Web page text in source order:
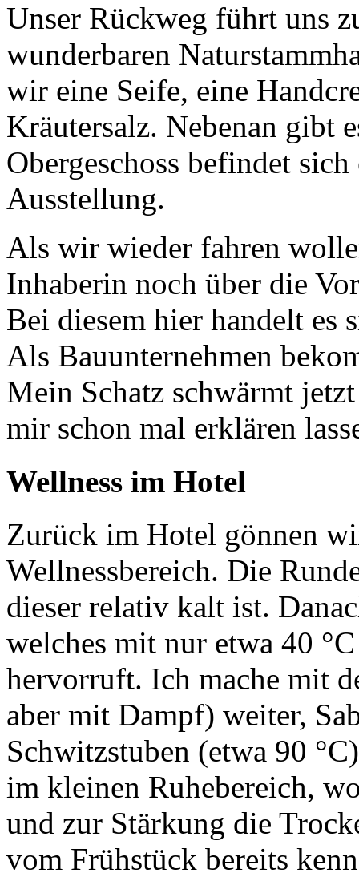
Unser Rückweg führt uns
wunderbaren
wir eine Seife, eine
Kräutersalz. Nebenan gibt
Obergeschoss befindet
Ausstellung.
Als wir wieder fahren
Inhaberin noch über die
Bei diesem hier handelt es
Als Bauunternehmen
Mein Schatz schwärmt
mir schon mal erklären
Wellness im Hotel
Zurück im Hotel gönnen
Wellnessbereich. Die
dieser relativ kalt ist.
welches mit nur etwa 40
hervorruft. Ich mache mit
aber mit Dampf) weiter,
Schwitzstuben (etwa 90
im kleinen Ruhebereich,
und zur Stärkung die
vom Frühstück bereits